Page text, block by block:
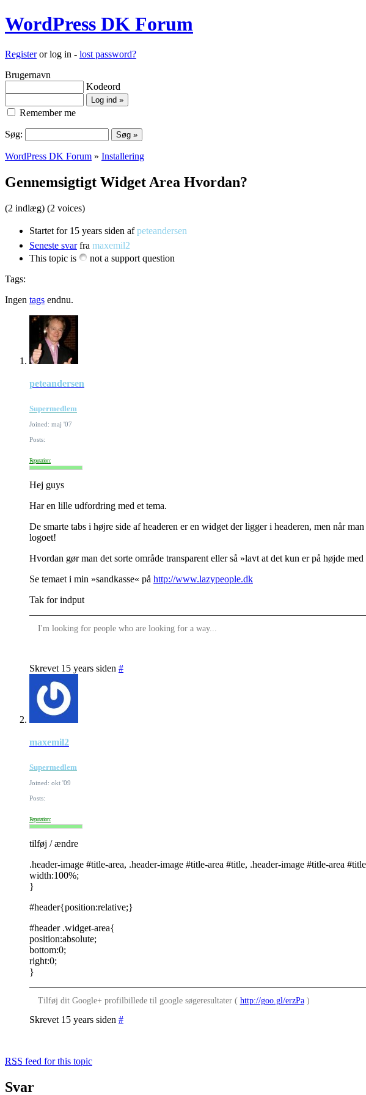
WordPress DK Forum
Registeror log in - lost password?
Brugernavn
Kodeord
Remember me
Søg:
WordPress DK Forum » Installering
Gennemsigtigt Widget Area Hvordan?
(2 indlæg) (2 voices)
Startet for 15 years siden afpeteandersen
Seneste svarfra maxemil2
This topic is
not a support question
Tags:
Ingen tags endnu.
peteandersen
Supermedlem
Joined: maj '07
Posts:
Reputation:
Hej guys
Har en lille udfordring med et tema.
De smarte tabs i højre side af headeren er en widget der ligger i headeren, men når
logoet!
Hvordan gør man det sorte område transparent eller så »lavt at det kun er på højde med
Se temaet i min »sandkasse« på http://www.lazypeople.dk
Tak for indput
I'm looking for people who are looking for a way...
Skrevet 15 years siden #
maxemil2
Supermedlem
Joined: okt '09
Posts:
Reputation:
tilføj / ændre
.header-image #title-area, .header-image #title-area #title, .header-image #title-area
width:100%;
}
#header{position:relative;}
#header .widget-area{
position:absolute;
bottom:0;
right:0;
}
Tilføj dit Google+ profilbillede til google søgeresultater ( http://goo.gl/erzPa)
Skrevet 15 years siden #
RSS feed for this topic
Svar